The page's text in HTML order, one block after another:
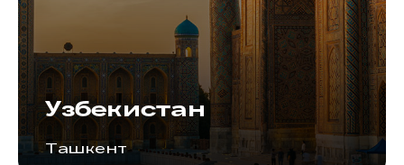
Узбекистан
Ташкент